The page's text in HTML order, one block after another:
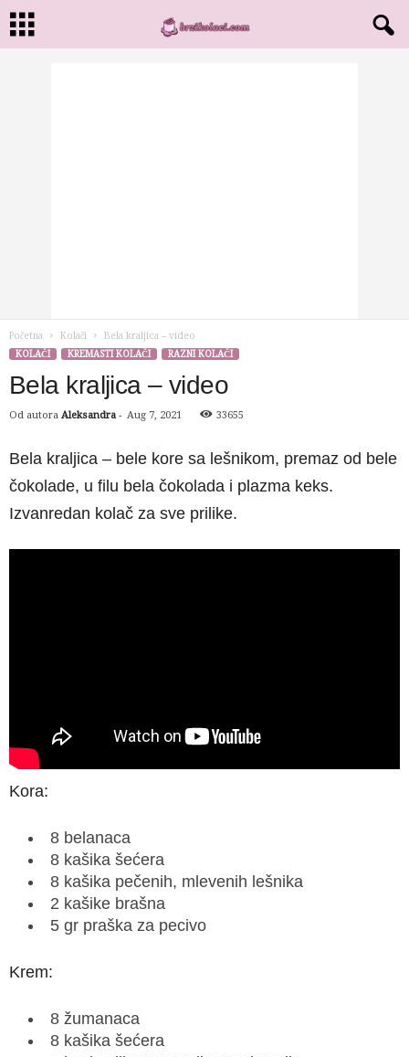
Početna Kolači
Bela kraljica – video
KOLAČI
KREMASTI KOLAČI RAZNI KOLAČI
Bela kraljica – video
Od autora Aleksandra - Aug 7, 2021 33655
Bela kraljica – bele kore sa lešnikom, premaz od bele
čokolade, u filu bela čokolada i plazma keks.
Izvanredan kolač za sve prilike.
Kora:
8 belanaca
8 kašika šećera
8 kašika pečenih, mlevenih lešnika
2 kašike brašna
5 gr praška za pecivo
Krem:
8 žumanaca
8 kašika šećera